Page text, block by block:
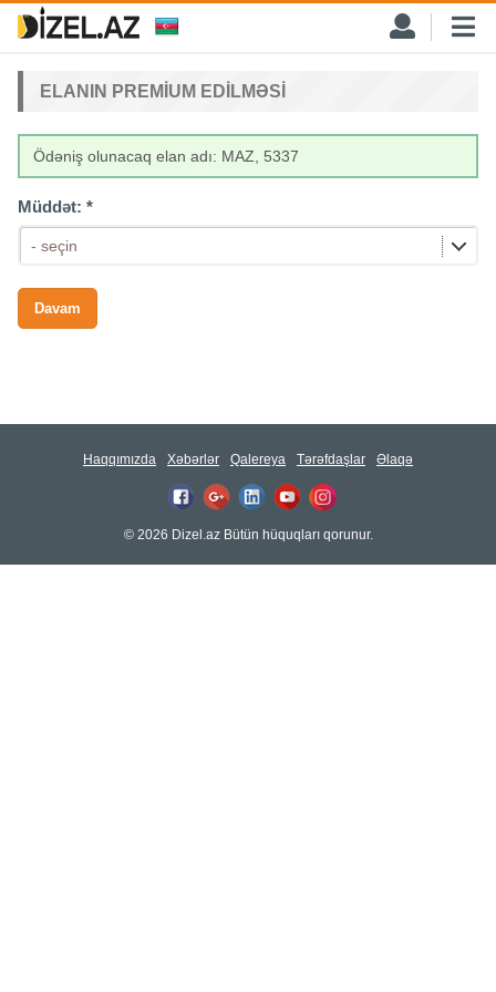
ELANIN PREMIUM EDILMƏSI
Ödəniş olunacaq elan adı: MAZ, 5337
Müddət: *
- seçin
Haqqımızda Xəbərlər Qalereya Tərəfdaşlar Əlaqə
© 2026 Dizel.az Bütün hüquqları qorunur.